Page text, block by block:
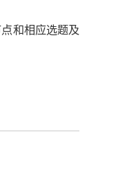
和相应选题及